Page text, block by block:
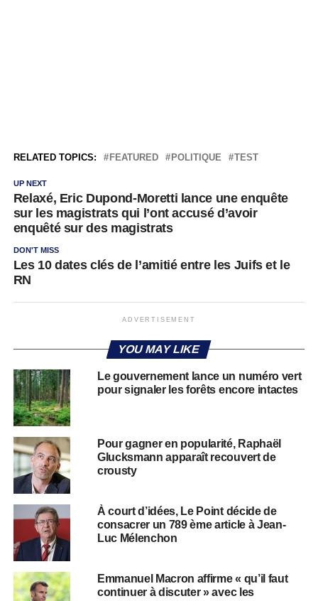
RELATED TOPICS: FEATURED POLITIQUE TEST
UP NEXT
Relaxé, Eric Dupond-Moretti lance une enquête
sur les magistrats qui l’ont accusé d’avoir
enquêté sur des magistrats
DON'T MISS
Les 10 dates clés de l’amitié entre les Juifs et le
RN
ADVERTISEMENT
YOU MAY LIKE
Le gouvernement lance un numéro vert
pour signaler les forêts encore intactes
Pour gagner en popularité, Raphaël
Glucksmann apparaît recouvert de
crousty
À court d’idées, Le Point décide de
consacrer un 789 ème article à Jean-
Luc Mélenchon
Emmanuel Macron affirme « qu’il faut
continuer à discuter » avec les